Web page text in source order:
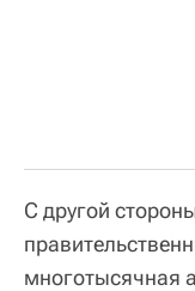
С другой
многотысячная